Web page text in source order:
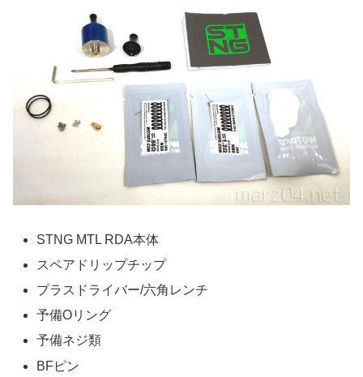
STNG MTL RDA本体
スペアドリップチップ
プラスドライバー/六角レンチ
予備Oリング
予備ネジ類
BFピン